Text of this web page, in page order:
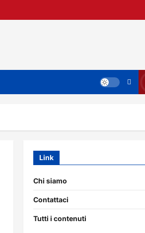
Link
Chi siamo
Contattaci
Tutti i contenuti